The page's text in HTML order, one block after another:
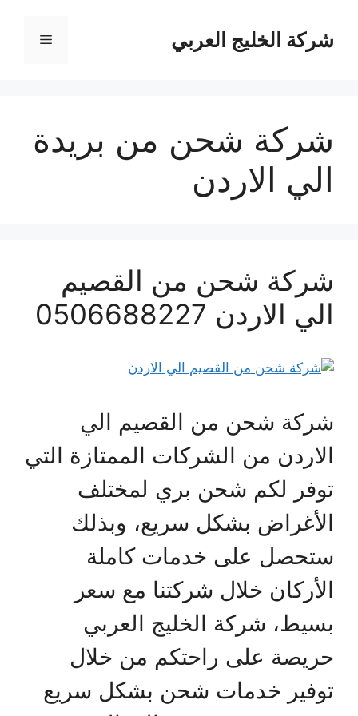
المحتوىشركة الخليج العربي القائمة
شركة شحن من بريدة
الي الاردن
شركة شحن من القصيم
الي الاردن 0506688227
شركة شحن من القصيم الي
الاردن من الشركات الممتازة التي
توفر لكم شحن بري لمختلف
الأغراض بشكل سريع، وبذلك
ستحصل على خدمات كاملة
الأركان خلال شركتنا مع سعر
بسيط، شركة الخليج العربي
حريصة على راحتكم من خلال
توفير خدمات شحن بشكل سريع